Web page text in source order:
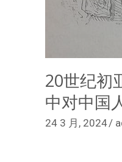
20世纪初
中对中国
24 3 月, 2024